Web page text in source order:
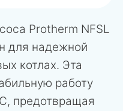
Protherm NFSL
для надежной
котлах. Эта
работу
предотвращая